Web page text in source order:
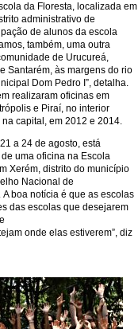
da Floresta, localizada em
administrativo de
de alunos da escola
também, uma outra
de Urucureá,
Santarém, às margens do rio
Dom Pedro I”, detalha.
realizaram oficinas em
e Piraí, no interior
capital, em 2012 e 2014.
a 24 de agosto, está
uma oficina na Escola​
Xerém, distrito do município
Nacional de
boa notícia é que as escolas
das escolas que desejarem
onde elas estiverem”, diz